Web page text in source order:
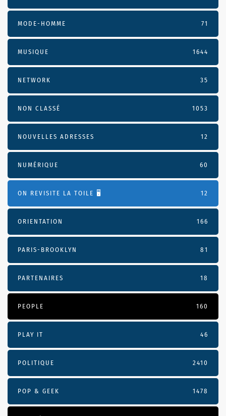
MODE-HOMME 71
MUSIQUE 1644
NETWORK 35
NON CLASSÉ 1053
NOUVELLES ADRESSES 12
NUMÉRIQUE 60
ON REVISITE LA TOILE 🖥️ 12
ORIENTATION 166
PARIS-BROOKLYN 81
PARTENAIRES 18
PEOPLE 160
PLAY IT 46
POLITIQUE 2410
POP & GEEK 1478